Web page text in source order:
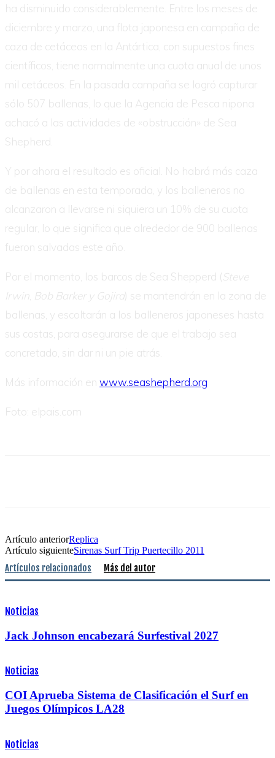
ha disminuido considerablemente. Entre los meses de
diciembre y marzo, una flota japonesa en campaña de
caza de cetáceos en la Antártica, con supuestos fines
científicos, tiene normalmente una cuota anual de unos
mil cetáceos. En la pasada campaña se logró capturar
sólo 507 ballenas, lo que la Agencia de Pesca nipona
achacó a las actividades de «obstrucción» de Sea
Shepherd.
Y por ahora el resultado es oficial. No habrá más caza
de ballenas en esta temporada, y los balleneros no
alcanzaron a llevarse ni siquiera un 10% de su cuota
regular, lo que significa que alrededor de 900 ballenas
fueron salvadas este año.
Por el momento, los barcos de Sea Shepperd ( Steve
Irwin Bob Barker y Gojira) se mantendrán en la zona de
ballenas, y escoltarán a los balleneros japoneses hasta
sus costas, para asegurarse de que el trabajo sea
concretado, sin dar ni un pie atrás.
Más información en www.seashepherd.org
Foto: elpais.com
Artículo anteriorReplica
Artículo siguienteSirenas Surf Trip Puertecillo 2011
Artículos relacionados Más del autor
Noticias
Jack Johnson encabezará Surfestival 2027
Noticias
COI Aprueba Sistema de Clasificación el Surf en
Juegos Olímpicos LA28
Noticias